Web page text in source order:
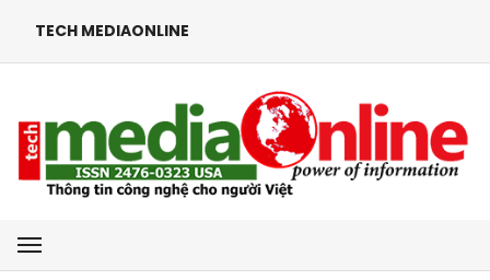
TECH MEDIAONLINE
Mở menu